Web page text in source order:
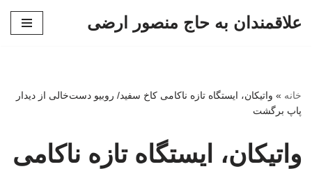
علاقمندان به حاج منصور ارضی
خانه » واتیکان، ایستگاه تازه ناکامی کاخ سفید/ روبیو دست‌خالی از دیدار
پاپ برگشت
واتیکان، ایستگاه تازه ناکامی